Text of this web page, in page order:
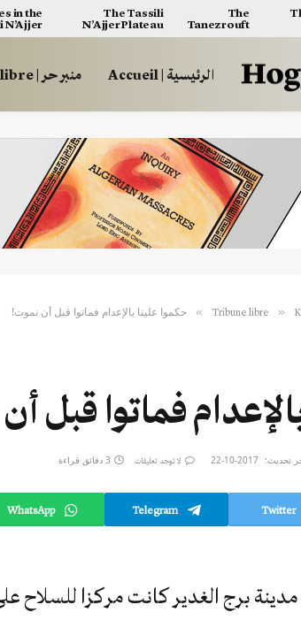
The
Tanezrouft
The Tassili
N’Ajjer Plateau
in the
N’Ajjer
الرئيسية | Accueil منبر حر | Tribune libre
»
» حكموا علينا بالإعدام فماتوا قبل أن نموت!
فماتوا قبل
تحديث: 2017-10-22 لا توجد تعليقات 3 دقائق قراءة
Twitter
Telegram
WhatsApp
برج الغدير كانت مركزا للسلاح